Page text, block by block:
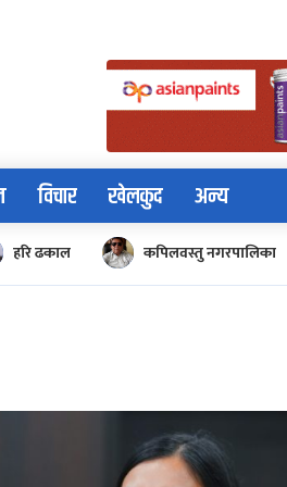
विचार खेलकुद अन्य
हरि ढकाल कपिलवस्तु नगरपालिका